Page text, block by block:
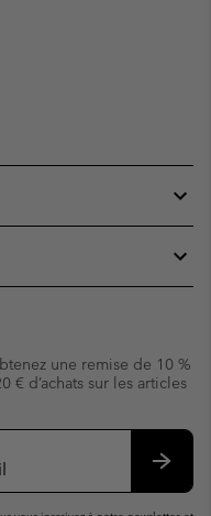
une remise de 10 %
€ d’achats sur les articles